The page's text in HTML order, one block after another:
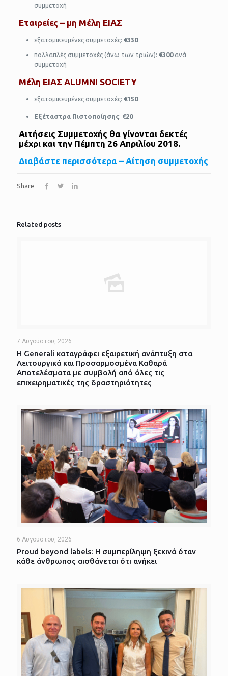
συμμετοχή
Εταιρείες – μη Μέλη ΕΙΑΣ
εξατομικευμένες συμμετοχές: €330
πολλαπλές συμμετοχές (άνω των τριών): €300ανά
συμμετοχή
Μέλη ΕΙΑΣ ALUMNI SOCIETY
εξατομικευμένες συμμετοχές: €150
Εξέταστρα Πιστοποίησης: €20
Αιτήσεις Συμμετοχής θα γίνονται δεκτές
μέχρι και την Πέμπτη 26 Απριλίου 2018.
Διαβάστε περισσότερα – Αίτηση συμμετοχής
Share
Related posts
7 Αυγούστου, 2026
Η Generali καταγράφει εξαιρετική ανάπτυξη στα
Λειτουργικά και Προσαρμοσμένα Καθαρά
Αποτελέσματα με συμβολή από όλες τις
επιχειρηματικές της δραστηριότητες
6 Αυγούστου, 2026
Proud beyond labels: Η συμπερίληψη ξεκινά όταν
κάθε άνθρωπος αισθάνεται ότι ανήκει